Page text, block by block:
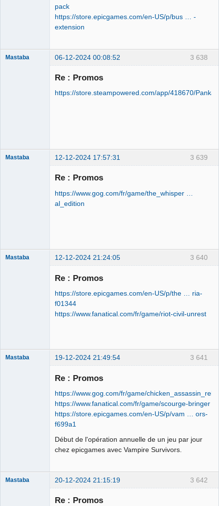
pack
https://store.epicgames.com/en-US/p/bus … -
extension
3 638
Mastaba 06-12-2024 00:08:52
Re : Promos
https://store.steampowered.com/app/418670/
3 639
Mastaba 12-12-2024 17:57:31
OPTIJANCOMATIQUE
Re : Promos
https://www.gog.com/fr/game/the_whisper …
al_edition
3 640
Mastaba 12-12-2024 21:24:05
OPTIJANCOMATIQUE
Re : Promos
https://store.epicgames.com/en-US/p/the … ria-
f01344
https://www.fanatical.com/fr/game/riot-civil-unrest
3 641
Mastaba 19-12-2024 21:49:54
OPTIJANCOMATIQUE
Re : Promos
https://www.gog.com/fr/game/
https://www.fanatical.com/fr/game/scourge-bringer
https://store.epicgames.com/en-US/p/vam … ors-
f699a1
Début de l'opération annuelle de un jeu par jour
chez epicgames avec Vampire Survivors.
3 642
Mastaba 20-12-2024 21:15:19
Re : Promos